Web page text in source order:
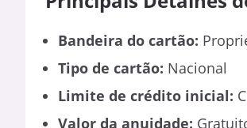
Bandeira do cartão:
Tipo de cartão: Nacional
Limite de crédito inicial:
Valor da anuidade: